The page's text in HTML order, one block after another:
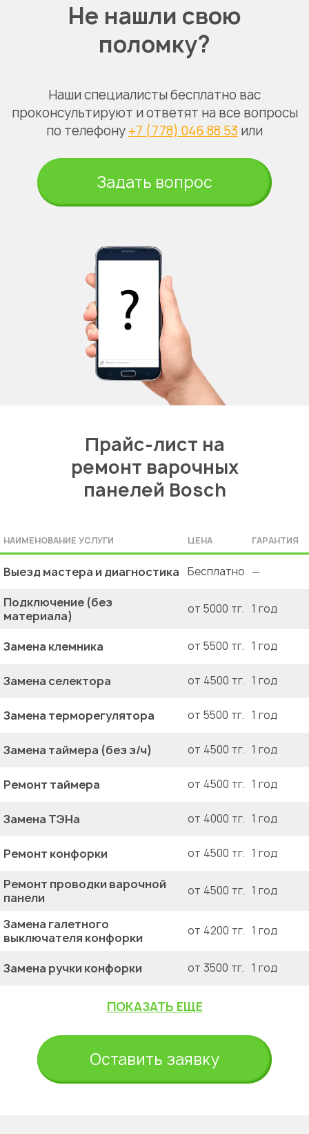
Не нашли свою
поломку?
Наши специалисты бесплатно вас
проконсультируют и ответят на все вопросы
по телефону +7 (778) 046 88 53 или
Задать вопрос
Прайс-лист на
ремонт варочных
панелей Bosch
НАИМЕНОВАНИЕ УСЛУГИ ЦЕНА ГАРАНТИЯ
Выезд мастера и диагностика Бесплатно —
Подключение (без
материала)
от 5000 тг. 1 год
Замена клемника от 5500 тг. 1 год
Замена селектора от 4500 тг. 1 год
Замена терморегулятора от 5500 тг. 1 год
Замена таймера (без з/ч) от 4500 тг. 1 год
Ремонт таймера от 4500 тг. 1 год
Замена ТЭНа от 4000 тг. 1 год
Ремонт конфорки от 4500 тг. 1 год
Ремонт проводки варочной
панели
от 4500 тг. 1 год
Замена галетного
выключателя конфорки
от 4200 тг. 1 год
Замена ручки конфорки от 3500 тг. 1 год
ПОКАЗАТЬ ЕЩЕ
Оставить заявку